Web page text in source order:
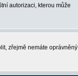
autorizaci, kterou může
zřejmě nemáte oprávněný